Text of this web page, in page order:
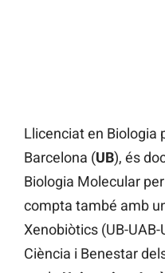
Llicenciat en Biologia
Barcelona (UB), és
Biologia Molecular
compta també amb
Xenobiòtics (UB-
Ciència i Benestar